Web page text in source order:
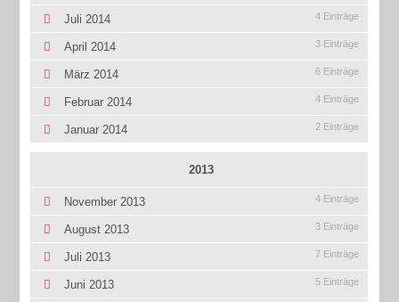
Juli 2014 4 Einträge
April 2014 3 Einträge
März 2014 6 Einträge
Februar 2014 4 Einträge
Januar 2014 2 Einträge
2013
November 2013 4 Einträge
August 2013 3 Einträge
Juli 2013 7 Einträge
Juni 2013 5 Einträge